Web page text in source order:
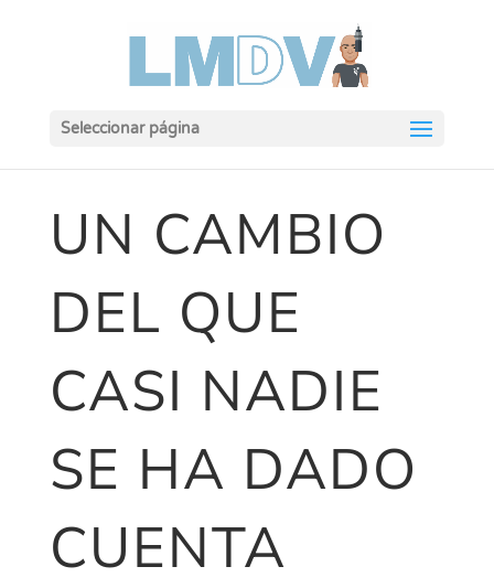
Seleccionar página
UN CAMBIO
DEL QUE
CASI NADIE
SE HA DADO
CUENTA